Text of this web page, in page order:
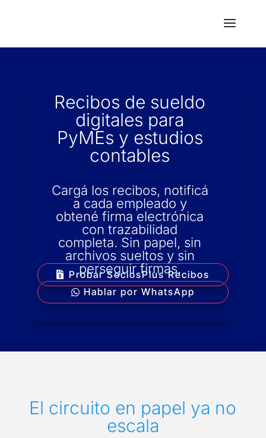
Recibos de sueldo
digitales para
PyMEs y estudios
contables
Cargá los recibos, notificá
a cada empleado y
obtené firma electrónica
con trazabilidad
completa. Sin papel, sin
archivos sueltos y sin
perseguir firmas.
Probar SociosPlus Recibos
Hablar por WhatsApp
El circuito en papel ya no
escala